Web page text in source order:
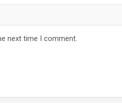
next time I comment.